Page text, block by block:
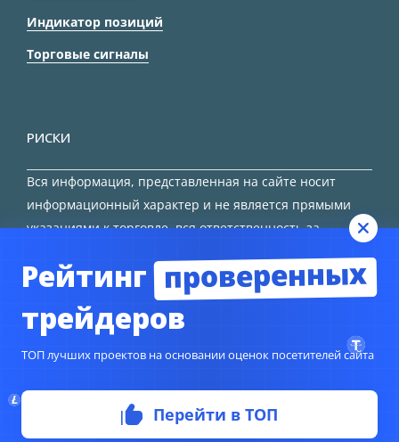
Индикатор позиций
Торговые сигналы
РИСКИ
Вся информация, представленная на сайте носит
информационный характер и не является прямыми
указаниями к торговле, вся ответственность за
© Copyright 2024TORFOREX.COM
Рейтинг проверенных
трейдеров
ТОП лучших проектов на основании оценок посетителей сайта
Перейти в ТОП